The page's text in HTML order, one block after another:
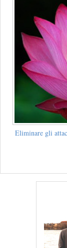
Eliminare gli